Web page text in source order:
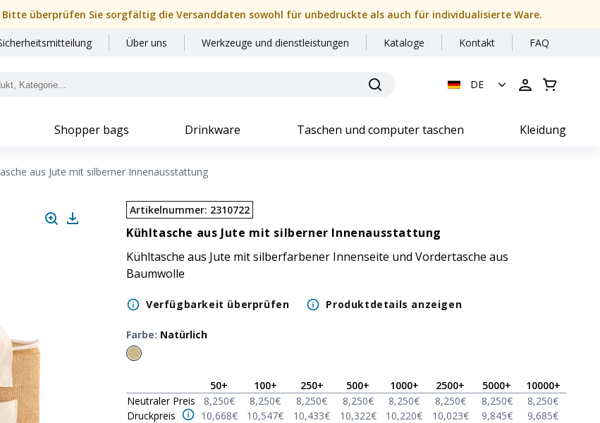
Bitte überprüfen Sie sorgfältig die Versanddaten sowohl für unbedruckte als auch für individualisierte Ware.
Über uns Werkzeuge und dienstleistungen Kataloge Kontakt FAQ
DE
Shopper bags Drinkware Taschen und computer taschen Kleidung
aus Jute mit silberner Innenausstattung
Artikelnummer: 2310722
Kühltasche aus Jute mit silberner Innenausstattung
Kühltasche aus Jute mit silberfarbener Innenseite und Vordertasche aus
Baumwolle
Verfügbarkeit überprüfen Produktdetails anzeigen
Farbe: Natürlich
50+ 100+ 250+ 500+ 1000+ 2500+ 5000+ 10000+
Neutraler Preis
8,250€ 8,250€ 8,250€ 8,250€ 8,250€ 8,250€ 8,250€ 8,250€
Druckpreis
10,668€ 10,547€ 10,433€ 10,322€ 10,220€ 10,023€ 9,845€ 9,685€